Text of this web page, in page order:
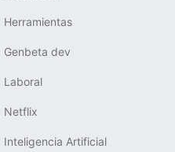
Herramientas
Genbeta dev
Laboral
Netflix
Inteligencia Artificial